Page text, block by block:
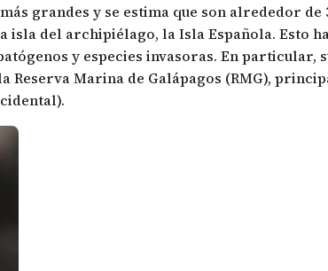
grandes y se estima que son alrededor de
del archipiélago, la Isla Española. Esto
y especies invasoras. En particular,
Marina de Galápagos (RMG),